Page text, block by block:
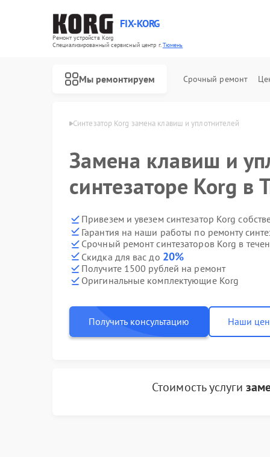
FIX-KORG
Ремонт устройств Korg
Специализированный cервисный центр г.Тюмень
Мы ремонтируем Срочный ремонт
Korg в Тюмени Синтезатор Korg замена клавиш и уплотнителей
Замена клавиш и
синтезаторе Korg в
Привезем и увезем синтезатор Korg
Гарантия на наши работы по ремонту
Срочный ремонт синтезаторов Korg в
Скидка для вас до 20%
Получите 1500 рублей на ремонт
Оригинальные комплектующие Korg
Получить консультацию Наши
Стоимость услуги